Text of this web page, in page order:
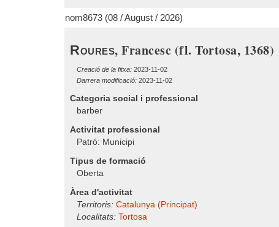
nom8673 (08 / August / 2026)
Roures, Francesc (fl. Tortosa, 1368)
Creació de la fitxa: 2023-11-02
Darrera modificació: 2023-11-02
Categoria social i professional
barber
Activitat professional
Patró: Municipi
Tipus de formació
Oberta
Àrea d'activitat
Territoris: Catalunya (Principat)
Localitats: Tortosa